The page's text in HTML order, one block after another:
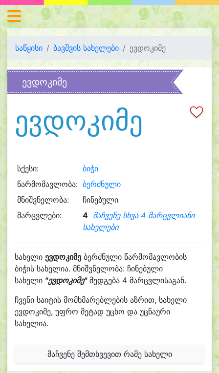
საწყისი ბავშვის სახელები ევდოკიმე
ევდოკიმე
ევდოკიმე
სქესი:
ბიჭი
წარმომავლობა: ბერძნული
მნიშვნელობა:
ჩინებული
მარცვლები:
4 მაჩვენე სხვა 4 მარცვლიანი
სახელები
სახელი ევდოკიმე ბერძნული წარმომავლობის
ბიჭის სახელია. მნიშვნელობა: ჩინებული
სახელი "ევდოკიმე"შედგება 4 მარცვლისაგან.
ჩვენი საიტის მომხმარებლების აზრით, სახელი
ევდოკიმე, უფრო მეტად უცხო და უცნაური
სახელია.
მაჩვენე შემთხვევით რამე სახელი